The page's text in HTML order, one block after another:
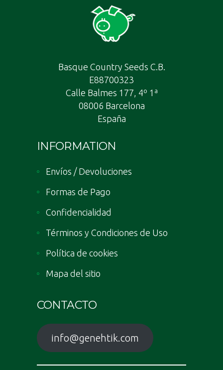
Basque Country Seeds C.B.
E88700323
Calle Balmes 177, 4º 1ª
08006 Barcelona
España
INFORMATION
Envíos / Devoluciones
Formas de Pago
Confidencialidad
Términos y Condiciones de Uso
Política de cookies
Mapa del sitio
CONTACTO
info@genehtik.com